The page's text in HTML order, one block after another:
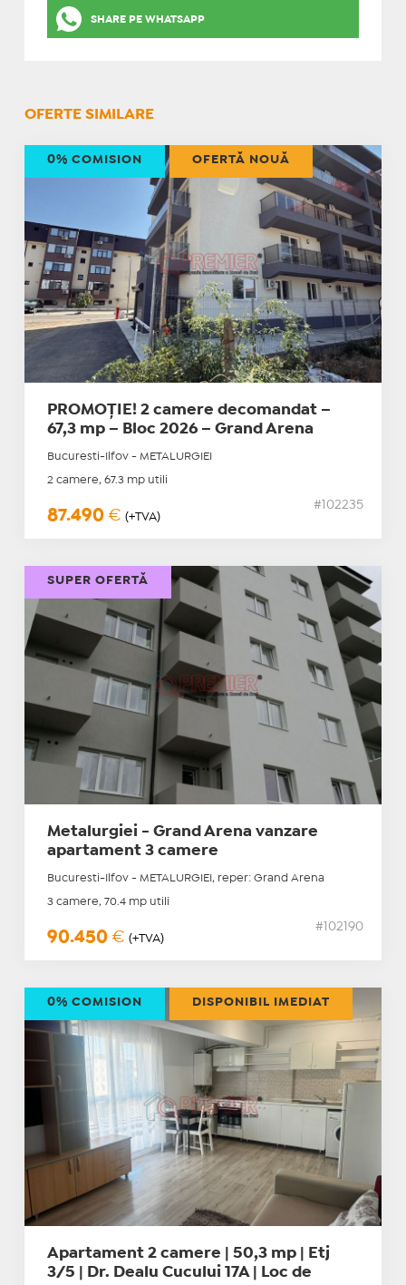
SHARE PE WHATSAPP
OFERTE SIMILARE
PROMOȚIE! 2 camere decomandat –
67,3 mp – Bloc 2026 – Grand Arena
Bucuresti-Ilfov - METALURGIEI
2 camere, 67.3 mp utili
87.490 € (+TVA)
#102235
0% COMISION OFERTĂ NOUĂ
Metalurgiei - Grand Arena vanzare
apartament 3 camere
Bucuresti-Ilfov - METALURGIEI, reper: Grand Arena
3 camere, 70.4 mp utili
90.450 € (+TVA)
#102190
SUPER OFERTĂ
Apartament 2 camere | 50,3 mp | Etj
3/5 | Dr. Dealu Cucului 17A | Loc de
0% COMISION DISPONIBIL IMEDIAT